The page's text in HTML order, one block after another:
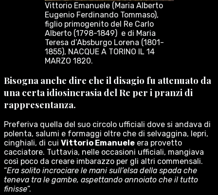
Vittorio Emanuele (Maria Alberto
Eugenio Ferdinando Tommaso),
figlio primogenito del Re Carlo
Alberto (1798-1849) e di Maria
Teresa d’Absburgo Lorena (1801-
1855), NACQUE A TORINO IL 14
MARZO 1820.
Bisogna anche dire che il disagio fu attenuato da
una certa idiosincrasia del Re per i pranzi di
rappresentanza.
Preferiva quella del suo circolo ufficiali dove si andava di
polenta, salumi e formaggi oltre che di selvaggina, lepri,
cinghiali, di cui Vittorio Emanuele era provetto
cacciatore. Tuttavia, nelle occasioni ufficiali, mangiava
così poco da creare imbarazzo per gli altri commensali.
“Era solito incrociare le mani sull’elsa della spada che
teneva tra le gambe, aspettando annoiato che il tutto
finisse”.